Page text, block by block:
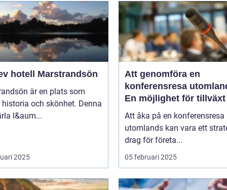
hotell Marstrandsön
är en plats som
och skönhet. Denna
l&aum...
2025
Att genomföra en
konferensresa
En möjlighet för
samarbete
Att åka på en konferensresa
utomlands kan vara ett
drag för företa...
05 februari 2025